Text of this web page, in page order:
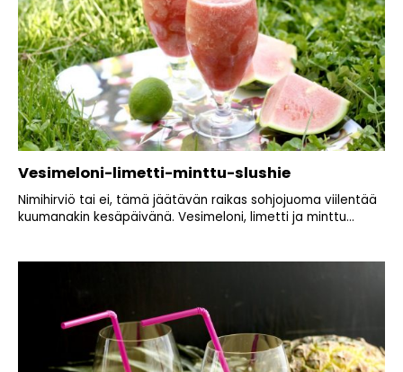
Vesimeloni-limetti-minttu-slushie
Nimihirviö tai ei, tämä jäätävän raikas sohjojuoma viilentää
kuumanakin kesäpäivänä. Vesimeloni, limetti ja minttu...